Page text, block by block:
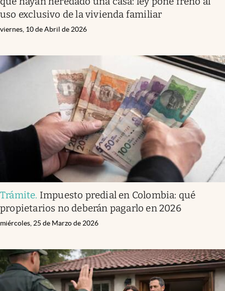
uso exclusivo de la vivienda familiar
viernes, 10 de Abril de 2026
Trámite. Impuesto predial en Colombia: qué
propietarios no deberán pagarlo en 2026
miércoles, 25 de Marzo de 2026